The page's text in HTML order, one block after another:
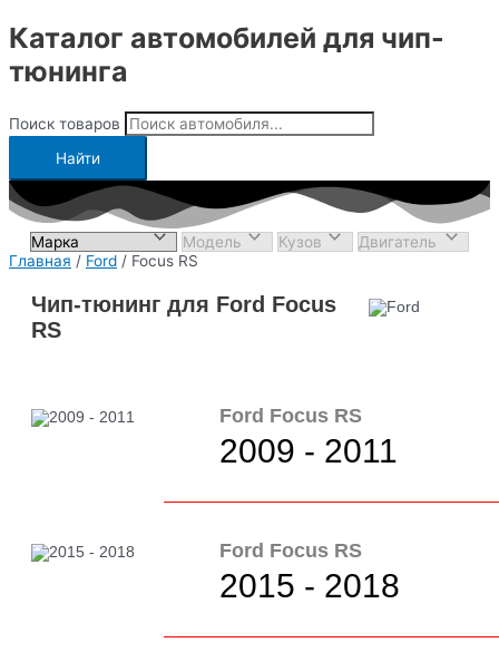
Каталог автомобилей для чип-
тюнинга
Поиск товаров
Найти
Главная / Ford / Focus RS
Чип-тюнинг для Ford Focus
RS
Ford Focus RS
2009 - 2011
Ford Focus RS
2015 - 2018